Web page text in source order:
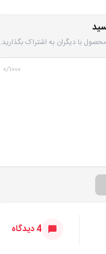
با دیگران به اشتراک بگذارید.
۰/۱۰۰۰
4 دیدگاه